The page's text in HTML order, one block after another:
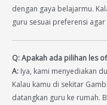
dengan gaya belajarmu.
guru sesuai preferensi
Q: Apakah ada pilihan les
A: Iya, kami menyediakan
Kalau kamu di sekitar
datangkan guru ke rumah.